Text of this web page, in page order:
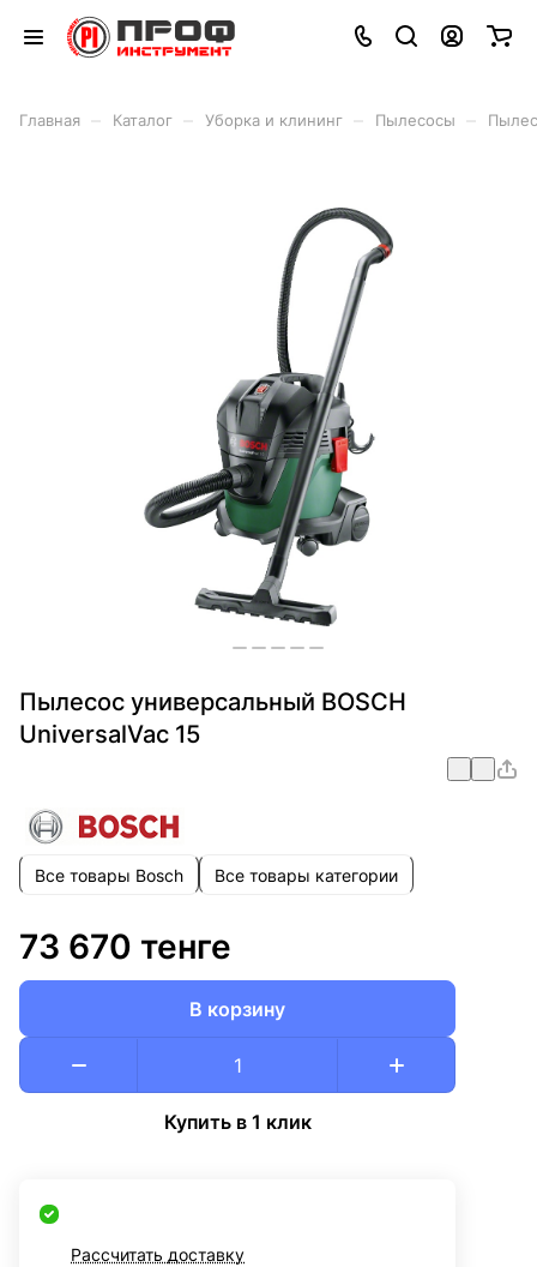
Главная Каталог Уборка и клининг Пылесосы
Пылесос универсальный BOSCH
UniversalVac 15
Все товары Bosch Все товары категории
73 670 тенге
В корзину
Купить в 1 клик
Рассчитать доставку